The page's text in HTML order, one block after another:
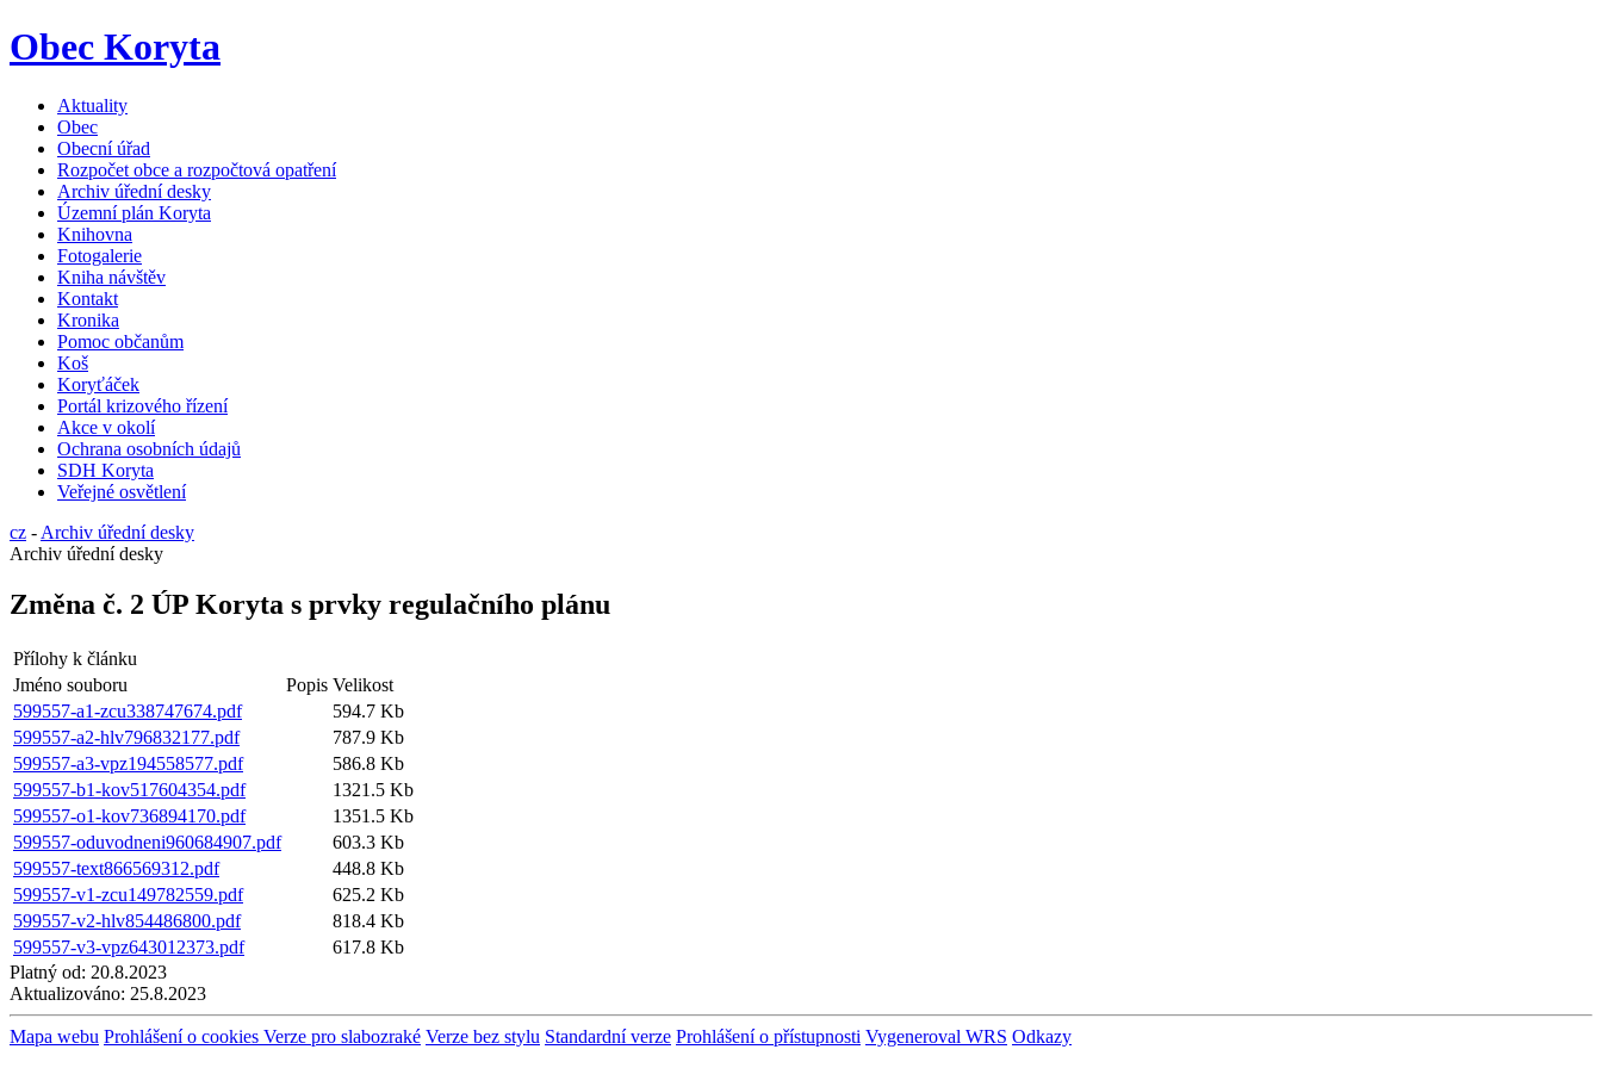
Obec Koryta
Aktuality
Obec
Obecní úřad
Rozpočet obce a rozpočtová opatření
Archiv úřední desky
Územní plán Koryta
Knihovna
Fotogalerie
Kniha návštěv
Kontakt
Kronika
Pomoc občanům
Koš
Koryťáček
Portál krizového řízení
Akce v okolí
Ochrana osobních údajů
SDH Koryta
Veřejné osvětlení
cz - Archiv úřední desky
Archiv úřední desky
Změna č. 2 ÚP Koryta s prvky regulačního plánu
Přílohy k článku
Jméno souboru
Popis Velikost
599557-a1-zcu338747674.pdf
594.7 Kb
599557-a2-hlv796832177.pdf
787.9 Kb
599557-a3-vpz194558577.pdf
586.8 Kb
599557-b1-kov517604354.pdf
1321.5 Kb
599557-o1-kov736894170.pdf
1351.5 Kb
599557-oduvodneni960684907.pdf
603.3 Kb
599557-text866569312.pdf
448.8 Kb
599557-v1-zcu149782559.pdf
625.2 Kb
599557-v2-hlv854486800.pdf
818.4 Kb
599557-v3-vpz643012373.pdf
617.8 Kb
Platný od: 20.8.2023
Aktualizováno: 25.8.2023
Mapa webu Prohlášení o cookies Verze pro slabozraké Verze bez stylu Standardní verze Prohlášení o přístupnosti Vygeneroval WRS Odkazy